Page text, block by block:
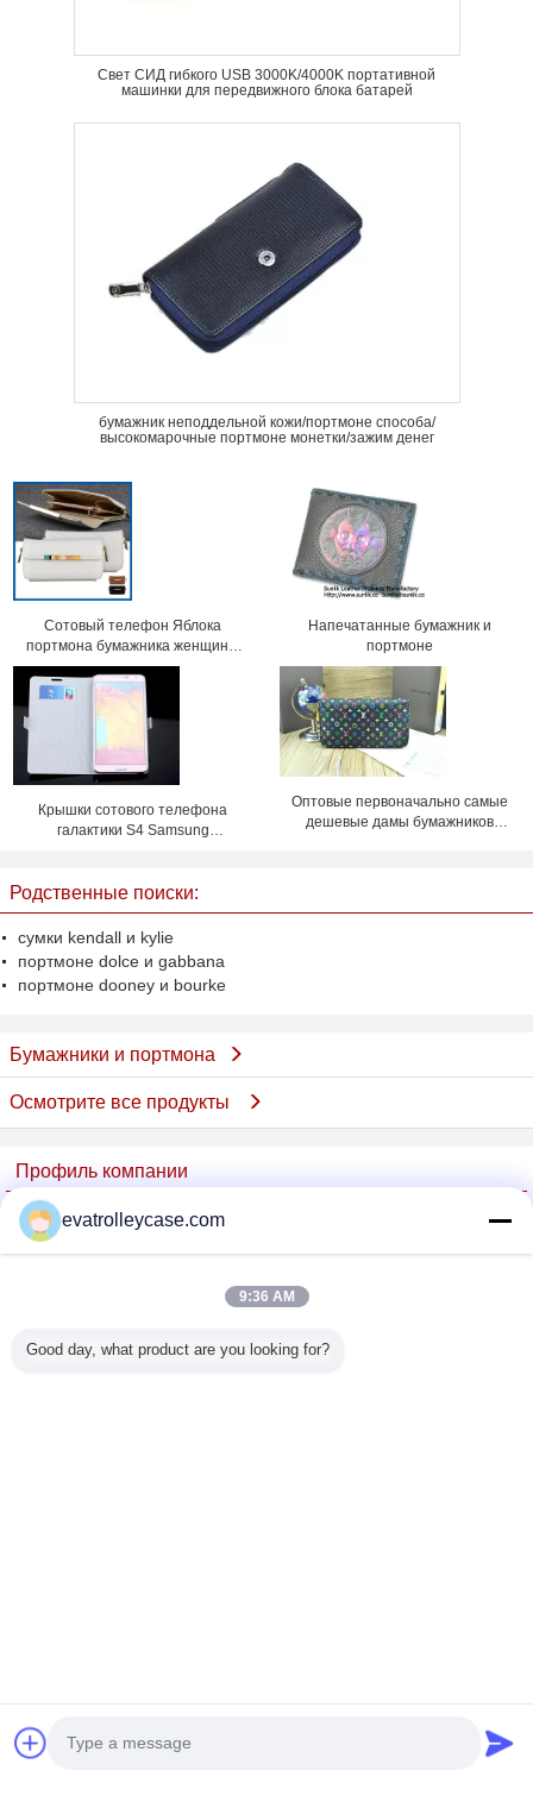
Свет СИД гибкого USB 3000K/4000K портативной
машинки для передвижного блока батарей
бумажник неподдельной кожи/портмоне способа/
высокомарочные портмоне монетки/зажим денег
Сотовый телефон Яблока
портмона бумажника женщины
кожи PU покрывает мешок мешка
с гнездом для платы
Напечатанные бумажник и
портмоне
Крышки сотового телефона
галактики S4 Samsung
Оптовые первоначально самые
дешевые дамы бумажников
Родственные поиски:
сумки kendall и kylie
портмоне dolce и gabbana
портмоне dooney и bourke
Бумажники и портмона
Осмотрите все продукты
Профиль компании
China Trolley Case Online Marketplace
проверенных поставщиков
Verified Suplier
Copyright © 2015 - 2026 China Trolley Case Online Marketplace.
evatrolleycase.com
9:36 AM
Good day, what product are you looking for?